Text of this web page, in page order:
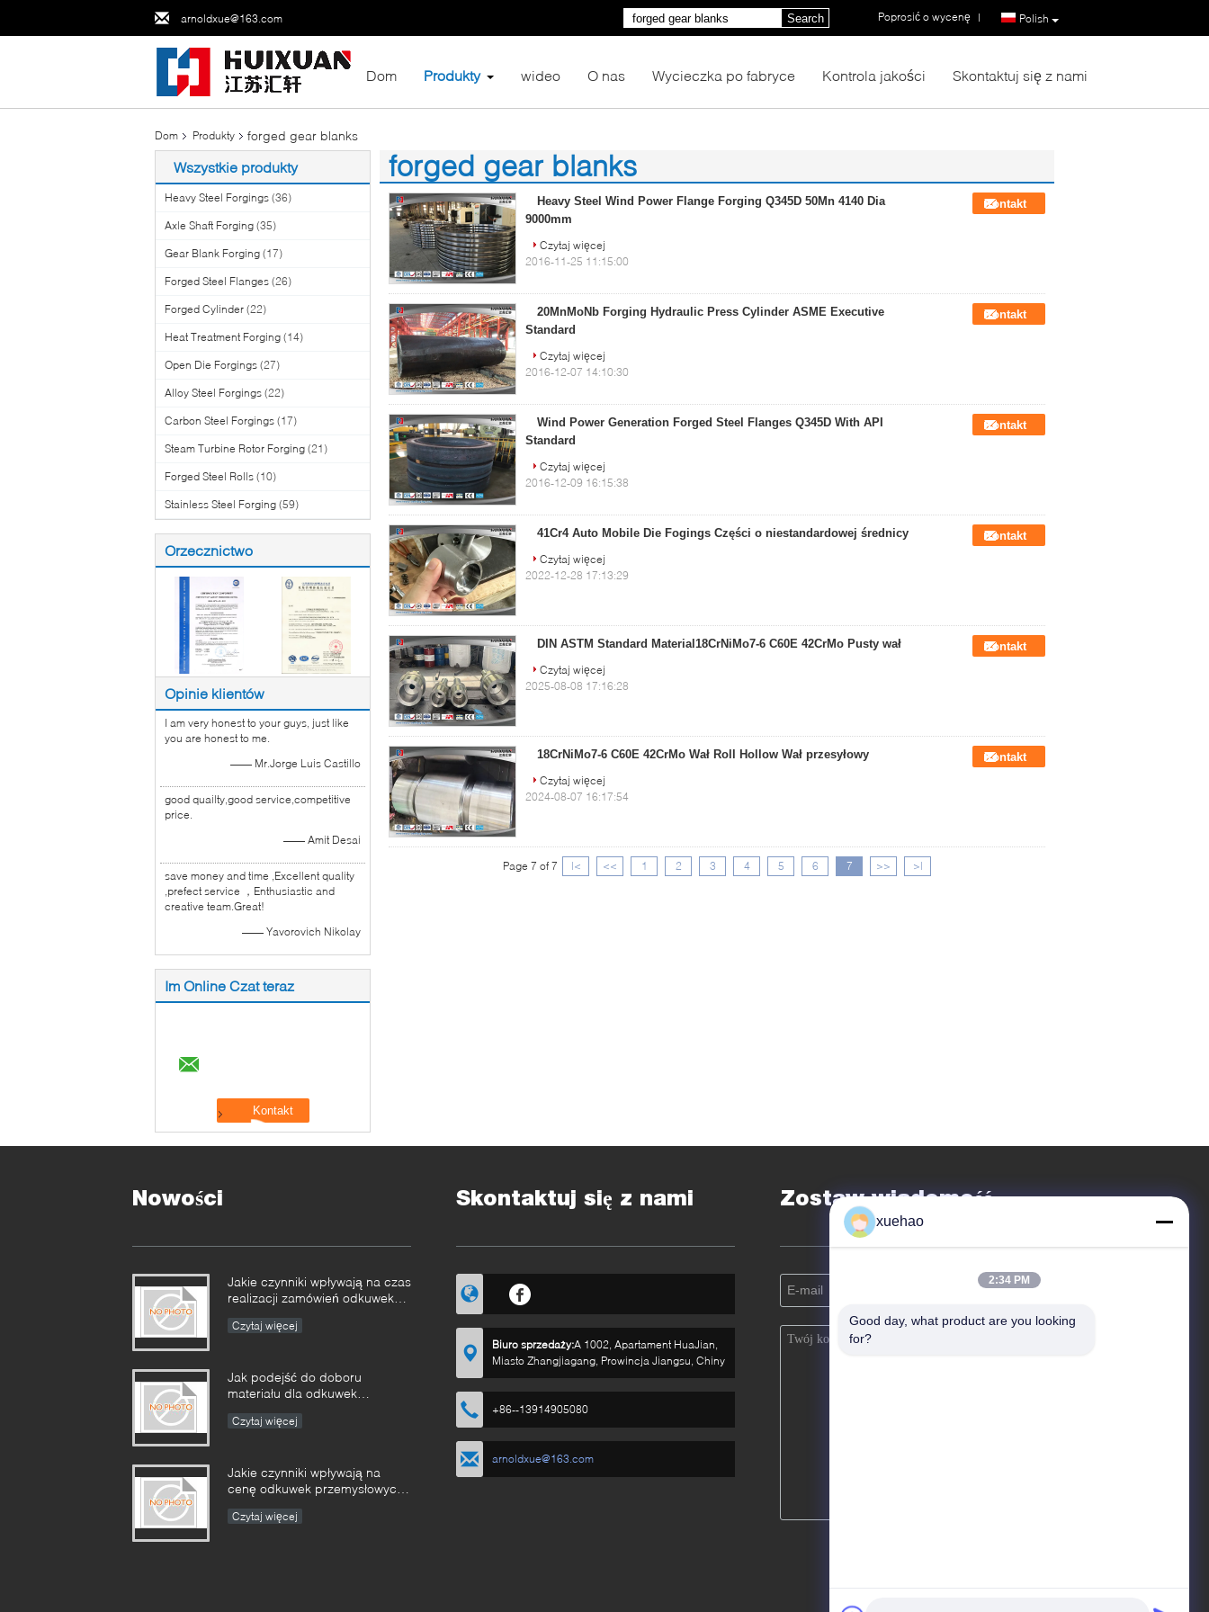
arnoldxue@163.com Polish
Poprosić o wycenę |
Search
Dom Produkty wideo O nas Wycieczka po fabryce Kontrola jakości Skontaktuj się z nami
Dom Produkty forged gear blanks
Wszystkie produkty
Heavy Steel Forgings (36)
Axle Shaft Forging (35)
Gear Blank Forging (17)
Forged Steel Flanges (26)
Forged Cylinder (22)
Heat Treatment Forging (14)
Open Die Forgings (27)
Alloy Steel Forgings (22)
Carbon Steel Forgings (17)
Steam Turbine Rotor Forging (21)
Forged Steel Rolls (10)
Stainless Steel Forging (59)
Orzecznictwo
Opinie klientów
I am very honest to your guys, just like
you are honest to me.
—— Mr.Jorge Luis Castillo
good quailty,good service,competitive
price.
—— Amit Desai
save money and time ,Excellent quality
,prefect service ，Enthusiastic and
creative team.Great!
—— Yavorovich Nikolay
Im Online Czat teraz
forged gear blanks
(66)
Heavy Steel Wind Power Flange Forging Q345D 50Mn 4140 Dia
9000mm
Kontakt
Czytaj więcej
2016-11-25 11:15:00
20MnMoNb Forging Hydraulic Press Cylinder ASME Executive
Standard
Kontakt
Czytaj więcej
2016-12-07 14:10:30
Wind Power Generation Forged Steel Flanges Q345D With API
Standard
Kontakt
Czytaj więcej
2016-12-09 16:15:38
41Cr4 Auto Mobile Die Fogings Części o niestandardowej średnicy
Kontakt
Czytaj więcej
2022-12-28 17:13:29
DIN ASTM Standard Material18CrNiMo7-6 C60E 42CrMo Pusty wał
Kontakt
Czytaj więcej
2025-08-08 17:16:28
18CrNiMo7-6 C60E 42CrMo Wał Roll Hollow Wał przesyłowy
Kontakt
Czytaj więcej
2024-08-07 16:17:54
Page 7 of 7 |< << 1 2 3 4 5 6 7 >> >|
Nowości
Jakie czynniki wpływają na czas
realizacji zamówień odkuwek
nimi zarządzać?​​
Czytaj więcej
Jak podejść do doboru
materiału dla odkuwek
korozyjnych?​​
Czytaj więcej
Jakie czynniki wpływają na
cenę odkuwek przemysłowych i
strukturę kosztów?​​
Czytaj więcej
Skontaktuj się z nami
Biuro sprzedaży:A 1002, Apartament HuaJian,
Miasto Zhangjiagang, Prowincja Jiangsu, Chiny
+86--13914905080
arnoldxue@163.com
Zostaw wiadomość
xuehao
2:34 PM
Good day, what product are you looking
for?